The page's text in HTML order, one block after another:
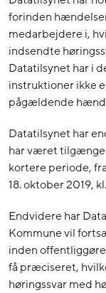
forinden
medarbejdere i,
indsendte
Datatilsynet har i
instruktioner ikke
pågældende
Datatilsynet har
har været
kortere periode,
18. oktober 2019,
Endvidere har
Kommune vil
inden
få præciseret,
høringssvar med